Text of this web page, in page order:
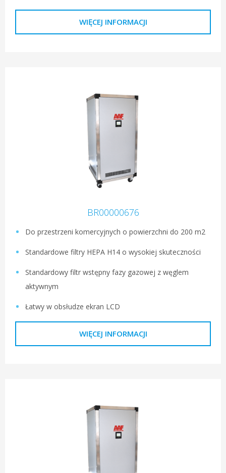
WIĘCEJ INFORMACJI
BR00000676
Do przestrzeni komercyjnych o powierzchni do 200 m2
Standardowe filtry HEPA H14 o wysokiej skuteczności
Standardowy filtr wstępny fazy gazowej z węglem
aktywnym
Łatwy w obsłudze ekran LCD
WIĘCEJ INFORMACJI